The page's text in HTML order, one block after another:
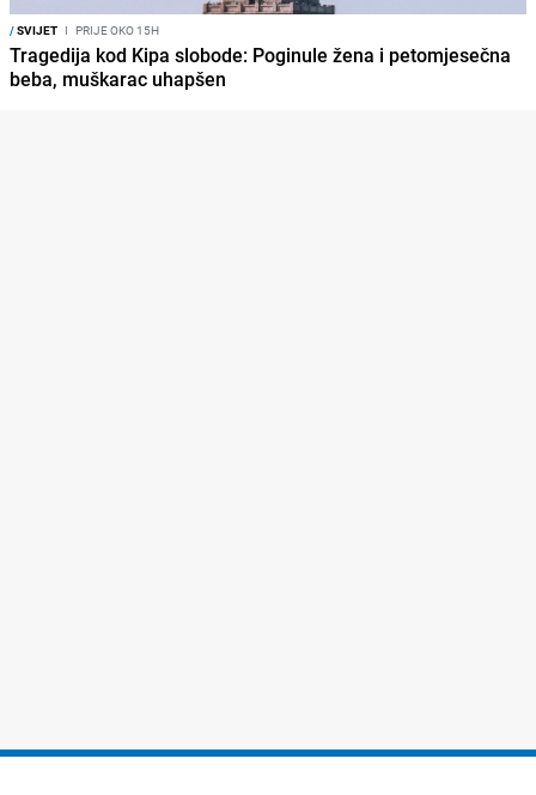
/SVIJET I PRIJE OKO 15H
Tragedija kod Kipa slobode: Poginule žena i petomjesečna
beba, muškarac uhapšen